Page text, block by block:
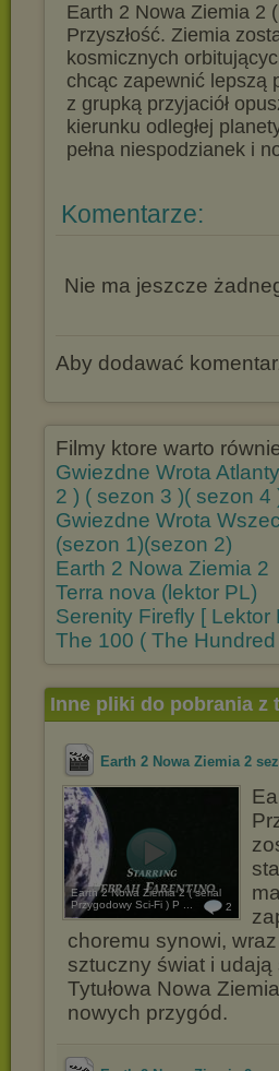
Earth 2 Nowa Ziemia 2
Przyszłość. Ziemia
kosmicznych
chcąc zapewnić lepszą
z grupką przyjaciół
kierunku odległej
pełna niespodzianek i
Komentarze:
Nie ma jeszcze
Aby dodawać
Filmy ktore warto
Gwiezdne Wrota
2 ) ( sezon 3 )( sezon 4
Gwiezdne Wrota
(sezon 1)(sezon 2)
Earth 2 Nowa Ziemia 2
Terra nova (lektor PL)
Serenity Firefly [ Lektor
The 100 ( The
Inne pliki do pobrania z
Earth 2 Nowa Ziemia 2
Earth 2 Nowa Ziemia 2 ( serial
Przygodowy Sci-Fi ) P ...
2
choremu synowi,
sztuczny świat i udają
Tytułowa Nowa
nowych przygód.